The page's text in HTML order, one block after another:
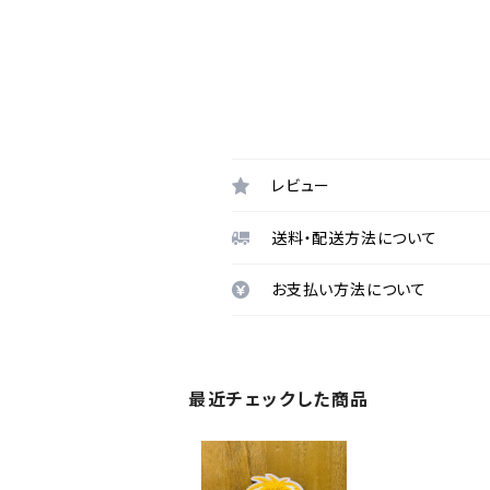
レビュー
送料・配送方法について
お支払い方法について
最近チェックした商品